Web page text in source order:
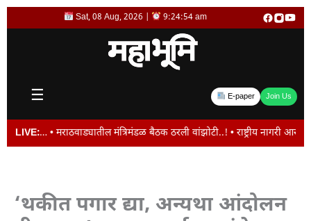
Skip
Sat, 08 Aug, 2026 | 9:24:54 am
☰ E-paper Join Us
LIVE: मंत्रिमंडळ बैठक ठरली वांझोटी..! • राष्ट्रीय नागरी आरोग्य
‘थकीत पगार द्या, अन्यथा आंदोलन